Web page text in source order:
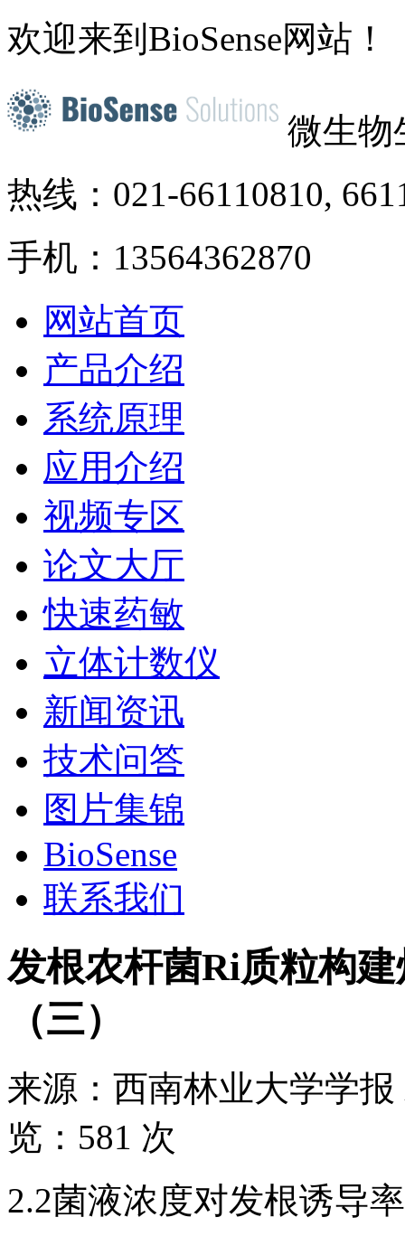
欢迎来到BioSense网站！
微生物
热线：021-66110810,
手机：13564362870
网站首页
产品介绍
系统原理
应用介绍
视频专区
论文大厅
快速药敏
立体计数仪
新闻资讯
技术问答
图片集锦
BioSense
联系我们
发根农杆菌Ri质粒构
（三）
来源： 西南林业大学学报
览： 581 次
2.2菌液浓度对发根诱导